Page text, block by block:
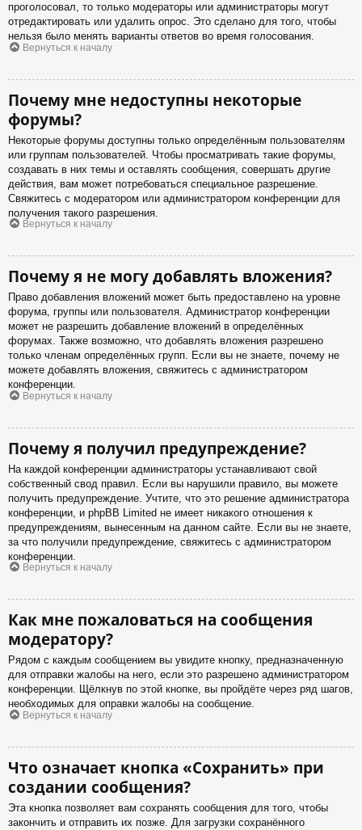
проголосовал, то только модераторы или администраторы могут
отредактировать или удалить опрос. Это сделано для того, чтобы
нельзя было менять варианты ответов во время голосования.
Вернуться к началу
Почему мне недоступны некоторые
форумы?
Некоторые форумы доступны только определённым пользователям
или группам пользователей. Чтобы просматривать такие форумы,
создавать в них темы и оставлять сообщения, совершать другие
действия, вам может потребоваться специальное разрешение.
Свяжитесь с модератором или администратором конференции для
получения такого разрешения.
Вернуться к началу
Почему я не могу добавлять вложения?
Право добавления вложений может быть предоставлено на уровне
форума, группы или пользователя. Администратор конференции
может не разрешить добавление вложений в определённых
форумах. Также возможно, что добавлять вложения разрешено
только членам определённых групп. Если вы не знаете, почему не
можете добавлять вложения, свяжитесь с администратором
конференции.
Вернуться к началу
Почему я получил предупреждение?
На каждой конференции администраторы устанавливают свой
собственный свод правил. Если вы нарушили правило, вы можете
получить предупреждение. Учтите, что это решение администратора
конференции, и phpBB Limited не имеет никакого отношения к
предупреждениям, вынесенным на данном сайте. Если вы не знаете,
за что получили предупреждение, свяжитесь с администратором
конференции.
Вернуться к началу
Как мне пожаловаться на сообщения
модератору?
Рядом с каждым сообщением вы увидите кнопку, предназначенную
для отправки жалобы на него, если это разрешено администратором
конференции. Щёлкнув по этой кнопке, вы пройдёте через ряд шагов,
необходимых для оправки жалобы на сообщение.
Вернуться к началу
Что означает кнопка «Сохранить» при
создании сообщения?
Эта кнопка позволяет вам сохранять сообщения для того, чтобы
закончить и отправить их позже. Для загрузки сохранённого